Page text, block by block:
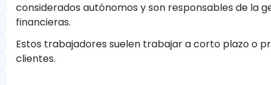
considerados autónomos y son responsables de la
financieras.
Estos trabajadores suelen trabajar a corto plazo o
clientes.